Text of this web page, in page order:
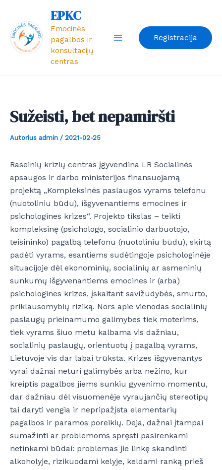
turinio
EPKC
Emocinės
pagalbos ir
konsultacijų
centras
Menu
Registracija
Sužeisti, bet nepamiršti
Autorius admin / 2021-02-25
Raseinių krizių centras įgyvendina LR Socialinės
apsaugos ir darbo ministerijos finansuojamą
projektą „Kompleksinės paslaugos vyrams telefonu
(nuotoliniu būdu), išgyvenantiems emocines ir
psichologines krizes“. Projekto tikslas – teikti
kompleksinę (psichologo, socialinio darbuotojo,
teisininko) pagalbą telefonu (nuotoliniu būdu), skirtą
padėti vyrams, esantiems sudėtingoje psichologinėje
situacijoje dėl ekonominių, socialinių ar asmeninių
sunkumų išgyvenantiems emocines ir (arba)
psichologines krizes, įskaitant savižudybės, smurto,
priklausomybių riziką. Nors apie vienodas socialinių
paslaugų prieinamumo galimybes tiek moterims,
tiek vyrams šiuo metu kalbama vis dažniau,
socialinių paslaugų, orientuotų į pagalbą vyrams,
Lietuvoje vis dar labai trūksta. Krizes išgyvenantys
vyrai dažnai neturi galimybės arba nežino, kur
kreiptis pagalbos jiems sunkiu gyvenimo momentu,
dar dažniau dėl visuomenėje vyraujančių stereotipų
tai daryti vengia ir nepripažįsta elementarių
pagalbos ir paramos poreikių. Deja, dažnai įtampai
sumažinti ar problemoms spręsti pasirenkami
netinkami būdai: problemas jie linkę skandinti
alkoholyje, rizikuodami kelyje, keldami ranką prieš